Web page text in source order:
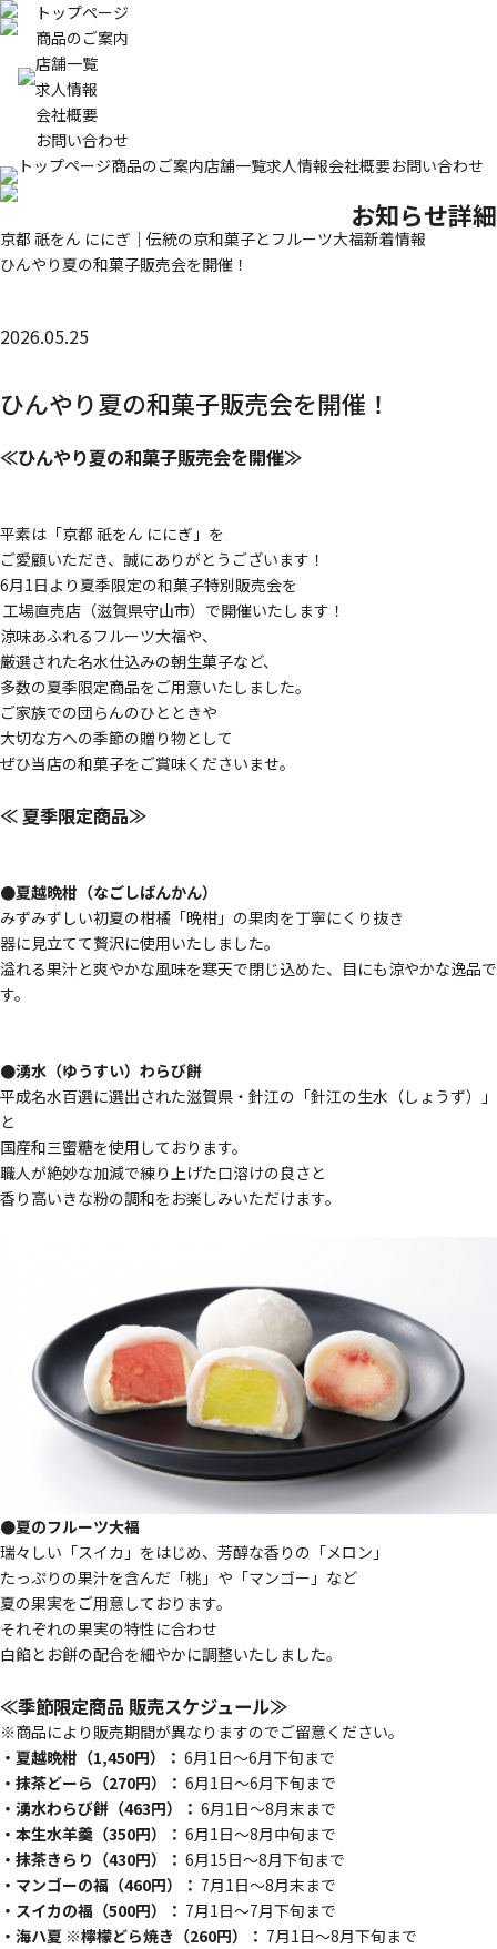
トップページ
商品のご案内
店舗一覧
求人情報
会社概要
お問い合わせ
トップページ商品のご案内店舗一覧求人情報会社概要お問い合わせ
お知らせ詳細
京都 祇をん ににぎ｜伝統の京和菓子とフルーツ大福新着情報
ひんやり夏の和菓子販売会を開催！
2026.05.25
ひんやり夏の和菓子販売会を開催！
≪ひんやり夏の和菓子販売会を開催≫
平素は「京都 祇をん ににぎ」を
ご愛顧いただき、誠にありがとうございます！
6月1日より夏季限定の和菓子特別販売会を
工場直売店（滋賀県守山市）で開催いたします！
涼味あふれるフルーツ大福や、
厳選された名水仕込みの朝生菓子など、
多数の夏季限定商品をご用意いたしました。
ご家族での団らんのひとときや
大切な方への季節の贈り物として
ぜひ当店の和菓子をご賞味くださいませ。
≪ 夏季限定商品≫
●夏越晩柑（なごしばんかん）
みずみずしい初夏の柑橘「晩柑」の果肉を丁寧にくり抜き
器に見立てて贅沢に使用いたしました。
溢れる果汁と爽やかな風味を寒天で閉じ込めた、目にも涼やかな逸品で
す。
●湧水（ゆうすい）わらび餅
平成名水百選に選出された滋賀県・針江の「針江の生水（しょうず）」
と
国産和三蜜糖を使用しております。
職人が絶妙な加減で練り上げた口溶けの良さと
香り高いきな粉の調和をお楽しみいただけます。
●夏のフルーツ大福
瑞々しい「スイカ」をはじめ、芳醇な香りの「メロン」
たっぷりの果汁を含んだ「桃」や「マンゴー」など
夏の果実をご用意しております。
それぞれの果実の特性に合わせ
白餡とお餅の配合を細やかに調整いたしました。
≪季節限定商品 販売スケジュール≫
※商品により販売期間が異なりますのでご留意ください。
・夏越晩柑（1,450円）： 6月1日〜6月下旬まで
・抹茶どーら（270円）： 6月1日〜6月下旬まで
・湧水わらび餅（463円）： 6月1日〜8月末まで
・本生水羊羹（350円）： 6月1日〜8月中旬まで
・抹茶きらり（430円）： 6月15日〜8月下旬まで
・マンゴーの福（460円）： 7月1日〜8月末まで
・スイカの福（500円）： 7月1日〜7月下旬まで
・海ハ夏 ※檸檬どら焼き（260円）： 7月1日〜8月下旬まで